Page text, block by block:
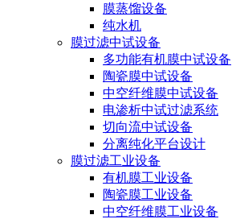
膜蒸馏设备
纯水机
膜过滤中试设备
多功能有机膜中试设备
陶瓷膜中试设备
中空纤维膜中试设备
电渗析中试过滤系统
切向流中试设备
分离纯化平台设计
膜过滤工业设备
有机膜工业设备
陶瓷膜工业设备
中空纤维膜工业设备